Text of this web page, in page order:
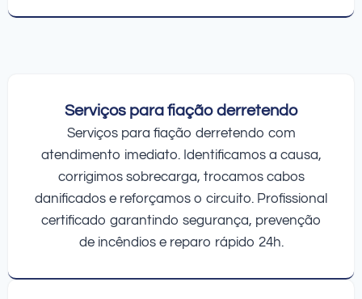
Serviços para fiação derretendo
Serviços para fiação derretendo com
atendimento imediato. Identificamos a causa,
corrigimos sobrecarga, trocamos cabos
danificados e reforçamos o circuito. Profissional
certificado garantindo segurança, prevenção
de incêndios e reparo rápido 24h.